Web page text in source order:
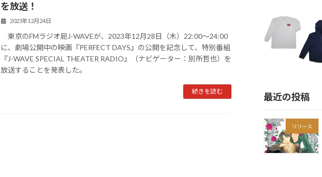
を放送！
2023年12月24日
東京のFMラジオ局J-WAVEが、2023年12月28日（木）22:00～24:00
に、劇場公開中の映画『PERFECT DAYS』の公開を記念して、特別番組
『J-WAVE SPECIAL THEATER RADIO』（ナビゲーター：別所哲也）を
放送することを発表した。
続きを読む 最近の投稿
リリース